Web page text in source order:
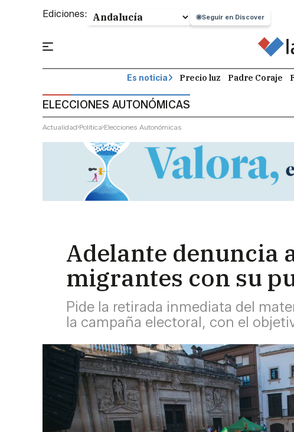
Ediciones: Seguir en Discover
Es noticia Precio luz Padre Coraje
ELECCIONES AUTONÓMICAS
Actualidad Política Elecciones Autonómicas
Adelante denuncia
migrantes con su
Pide la retirada inmediata del
la campaña electoral, con el